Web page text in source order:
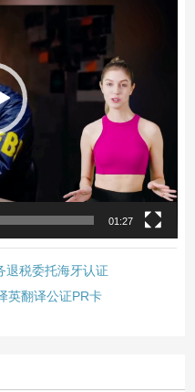
01:27
退税委托海牙认证
英翻译公证PR卡